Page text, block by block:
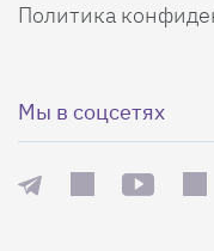
Политика
Мы в соцсетях